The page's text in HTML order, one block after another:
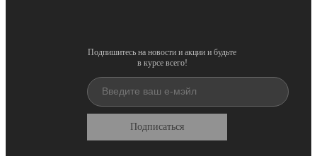
Подпишитесь на новости и акции и будьте
в курсе всего!
Подписаться